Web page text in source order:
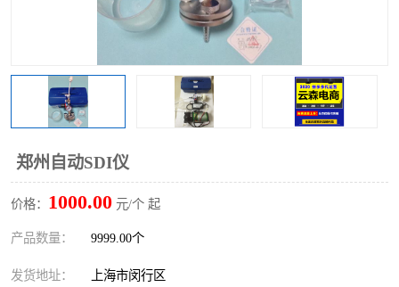
郑州自动SDI仪
价格： 1000.00 元/个 起
产品数量： 9999.00个
发货地址： 上海市闵行区